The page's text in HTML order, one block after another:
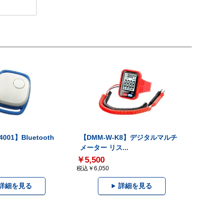
】Bluetooth
細を見る
【DMM-W-K8】デジタルマルチ
メーター リス...
￥5,500
税込￥6,050
詳細を見る